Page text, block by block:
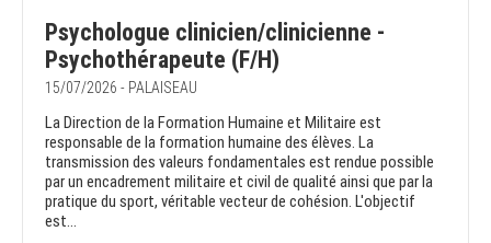
Psychologue clinicien/clinicienne -
Psychothérapeute (F/H)
15/07/2026 - PALAISEAU
La Direction de la Formation Humaine et Militaire est
responsable de la formation humaine des élèves. La
transmission des valeurs fondamentales est rendue possible
par un encadrement militaire et civil de qualité ainsi que par la
pratique du sport, véritable vecteur de cohésion. L'objectif
est...